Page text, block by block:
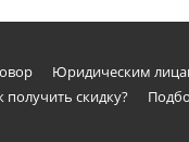
Юридическим
получить скидку?